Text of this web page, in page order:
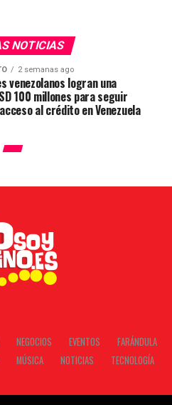
NOTICIAS
2 semanas ago
venezolanos logran una
100 millones para seguir
al crédito en Venezuela
NEGOCIOS EVENTOS
FARÁNDULA
MÚSICA NOTICIAS TECNOLOGÍA